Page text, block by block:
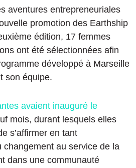
aventures entrepreneuriales
promotion des Earthship
édition, 17 femmes
ont été sélectionnées afin
développé à Marseille
son équipe.
avaient inauguré le
mois, durant lesquels elles
s’affirmer en tant
changement au service de la
dans une communauté